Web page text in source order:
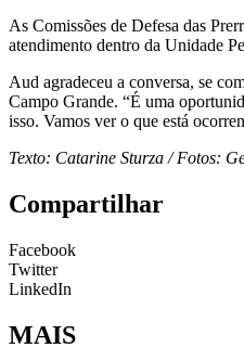
As Comissões de Defesa das
atendimento dentro da Unidade
Aud agradeceu a conversa, se
Campo Grande. “É uma
isso. Vamos ver o que está
Texto: Catarine Sturza / Fotos:
Compartilhar
Facebook
Twitter
LinkedIn
MAIS